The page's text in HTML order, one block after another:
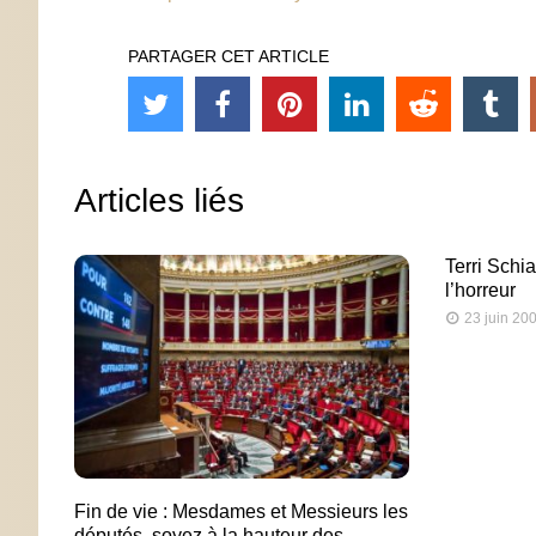
PARTAGER CET ARTICLE
Articles liés
Fin de vie : Mesdames et Messieurs les
Terri
l’horreur
23 juin